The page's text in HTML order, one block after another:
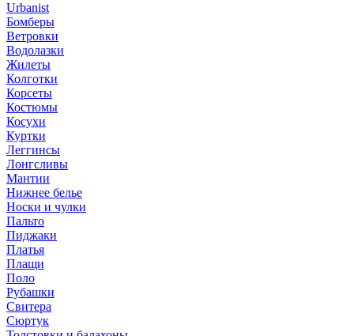
Urbanist
Бомберы
Ветровки
Водолазки
Жилеты
Колготки
Корсеты
Костюмы
Косухи
Куртки
Леггинсы
Лонгсливы
Мантии
Нижнее белье
Носки и чулки
Пальто
Пиджаки
Платья
Плащи
Поло
Рубашки
Свитера
Сюртук